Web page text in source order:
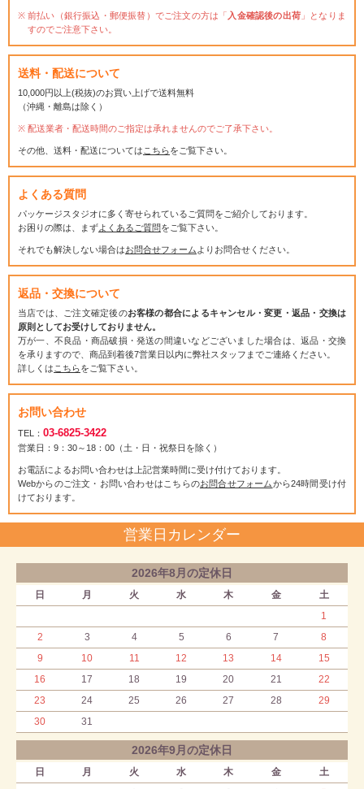
前払い（銀行振込・郵便振替）でご注文の方は「 入金確認後の出荷 」となりま
すのでご注意下さい。
送料・配送について
10,000円以上(税抜)のお買い上げで送料無料
（沖縄・離島は除く）
配送業者・配送時間のご指定は承れませんのでご了承下さい。
その他、送料・配送については こちらをご覧下さい。
よくある質問
パッケージスタジオに多く寄せられているご質問をご紹介しております。
お困りの際は、まずよくあるご質問をご覧下さい。
それでも解決しない場合はお問合せフォーム よりお問合せください。
返品・交換について
当店では、ご注文確定後のお客様の都合によるキャンセル・変更・返品・交換は
原則としてお受けしておりません。
万が一、不良品・商品破損・発送の間違いなどございました場合は、返品・交換
を承りますので、商品到着後7営業日以内に弊社スタッフまでご連絡ください。
詳しくは こちらをご覧下さい。
お問い合わせ
TEL： 03-6825-3422
営業日：9：30～18：00（土・日・祝祭日を除く）
お電話によるお問い合わせは上記営業時間に受け付けております。
Webからのご注文・お問い合わせはこちらのお問合せフォームから24時間受け付
けております。
営業日カレンダー
2026年8月の定休日
日 月 火 水 木 金
土
1
2
3 4 5 6 7
8
9
10 11 12 13 14
15
16
17 18 19 20 21
22
23
24 25 26 27 28
29
30
31
2026年9月の定休日
日 月 火 水 木 金
土